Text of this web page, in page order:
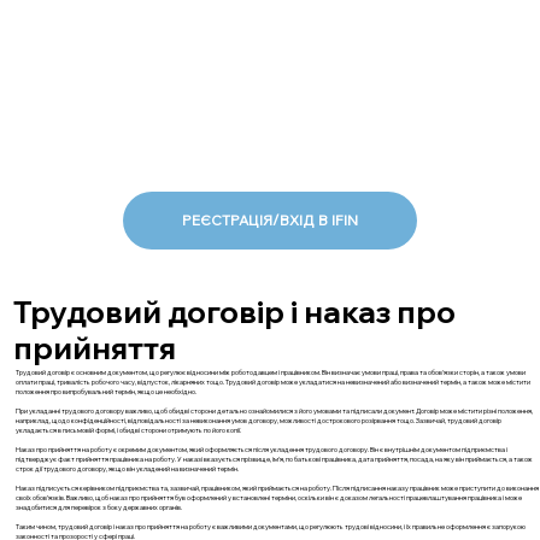
РЕЄСТРАЦІЯ/ВХІД В IFIN
Трудовий договір і наказ про
прийняття
Трудовий договір є основним документом, що регулює відносини між роботодавцем і працівником. Він визначає умови праці, права та обов'язки сторін, а також умови
оплати праці, тривалість робочого часу, відпусток, лікарняних тощо. Трудовий договір може укладатися на невизначений або визначений термін, а також може містити
положення про випробувальний термін, якщо це необхідно.
При укладанні трудового договору важливо, щоб обидві сторони детально ознайомилися з його умовами та підписали документ. Договір може містити різні положення,
наприклад, щодо конфіденційності, відповідальності за невиконання умов договору, можливості дострокового розірвання тощо. Зазвичай, трудовий договір
укладається в письмовій формі, і обидві сторони отримують по його копії.
Наказ про прийняття на роботу є окремим документом, який оформляється після укладення трудового договору. Він є внутрішнім документом підприємства і
підтверджує факт прийняття працівника на роботу. У наказі вказується прізвище, ім'я, по батькові працівника, дата прийняття, посада, на яку він приймається, а також
строк дії трудового договору, якщо він укладений на визначений термін.
Наказ підписується керівником підприємства та, зазвичай, працівником, який приймається на роботу. Після підписання наказу працівник може приступити до виконання
своїх обов’язків. Важливо, щоб наказ про прийняття був оформлений у встановлені терміни, оскільки він є доказом легальності працевлаштування працівника і може
знадобитися для перевірок з боку державних органів.
Таким чином, трудовий договір і наказ про прийняття на роботу є важливими документами, що регулюють трудові відносини, і їх правильне оформлення є запорукою
законності та прозорості у сфері праці.